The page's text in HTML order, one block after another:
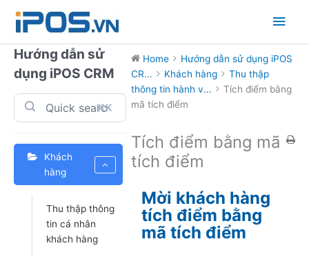
Main
Hướng dẫn sử
dụng iPOS CRM
⌘K
Khách
hàng
Thu thập thông
tin cá nhân
khách hàng
Home
Hướng dẫn sử dụng iPOS
CR...
Khách hàng
Thu thập
thông tin hành v...
Tích điểm bằng
mã tích điểm
Tích điểm bằng mã
tích điểm
Mời khách hàng
tích điểm bằng
mã tích điểm